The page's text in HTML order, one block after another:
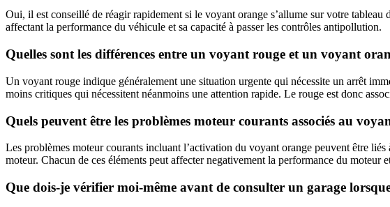
Oui, il est conseillé de réagir rapidement si le voyant orange s’allume sur votre
affectant la performance du véhicule et sa capacité à passer les contrôles antipollution.
Quelles sont les différences entre un voyant rouge et un voyant
Un voyant rouge indique généralement une situation urgente qui nécessite un arrêt
moins critiques qui nécessitent néanmoins une attention rapide. Le rouge est donc
Quels peuvent être les problèmes moteur courants associés au
Les problèmes moteur courants incluant l’activation du voyant orange peuvent être
moteur. Chacun de ces éléments peut affecter negativement la performance du moteur
Que dois-je vérifier moi-même avant de consulter un garage